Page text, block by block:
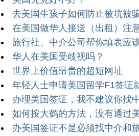
去美国生孩子如何防止被坑被
在美国做华人接送（出租）注
旅行社、中介公司帮你填表应
华人在美国受歧视吗？
世界上价值昂贵的超短网址
年轻人士申请美国留学F1签证
办理美国签证，我不建议你找中
如何按大鹤的方法，没有通过
办美国签证不是必须找中介和